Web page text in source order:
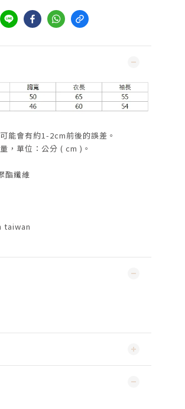
能會有約1-2cm前後的誤差。
，單位：公分 ( cm )。
酯纖維
taiwan